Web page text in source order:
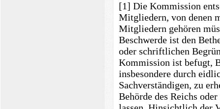
[1] Die Kommission
Mitgliedern, von denen
Mitgliedern gehören
Beschwerde ist den
oder schriftlichen
Kommission ist befugt,
insbesondere durch
Sachverständigen, zu
Behörde des Reichs